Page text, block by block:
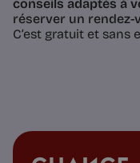
conseils adaptés à
réserver un rendez-
C’est gratuit et sans